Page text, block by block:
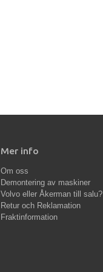
Mer info
Om oss
Demontering av maskiner
Volvo eller Åkerman till salu?
Retur och Reklamation
Fraktinformation